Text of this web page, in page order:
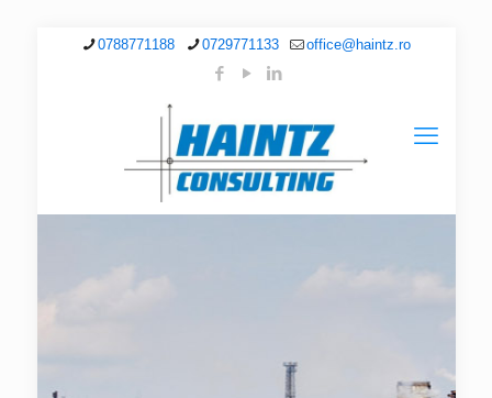
0788771188 0729771133 office@haintz.ro